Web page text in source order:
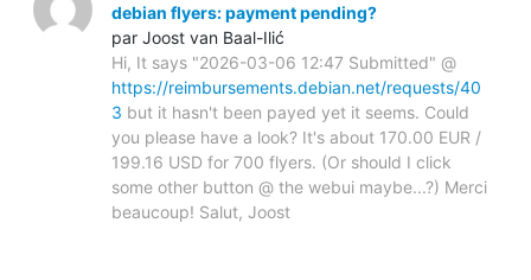
debian flyers: payment pending?
par Joost van Baal-Ilić
Hi, It says "2026-03-06 12:47 Submitted" @
https://reimbursements.debian.net/requests/40
3 but it hasn't been payed yet it seems. Could
you please have a look? It's about 170.00 EUR /
199.16 USD for 700 flyers. (Or should I click
some other button @ the webui maybe...?) Merci
beaucoup! Salut, Joost